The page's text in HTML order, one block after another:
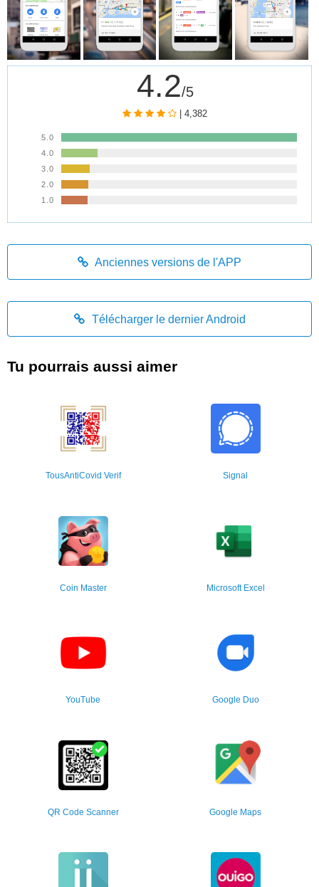
4.2/5
| 4,382
5.0
4.0
3.0
2.0
1.0
Anciennes versions de l'APP
Télécharger le dernier Android
Tu pourrais aussi aimer
TousAntiCovid Verif Signal
Coin Master Microsoft Excel
YouTube Google Duo
QR Code Scanner Google Maps